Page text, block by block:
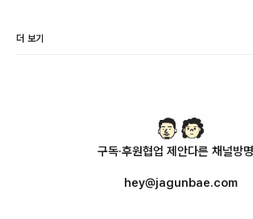
더 보기
구독·후원협업 제안다른 채널방
hey@jagunbae.com